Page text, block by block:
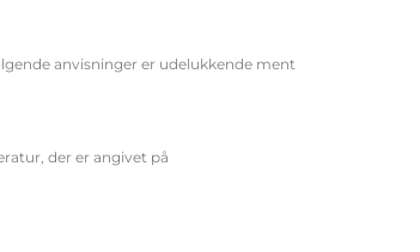
anvisninger er udelukkende ment
der er angivet på